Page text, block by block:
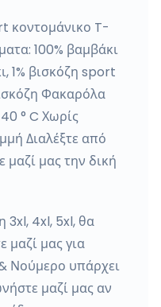
κοντομάνικο T-
100% βαμβάκι
1% βισκόζη sport
Φακαρόλα
° C Χωρίς
Διαλέξτε από
μαζί μας την δική
3xl, 4xl, 5xl, θα
μαζί μας για
Νούμερο υπάρχει
μαζί μας αν